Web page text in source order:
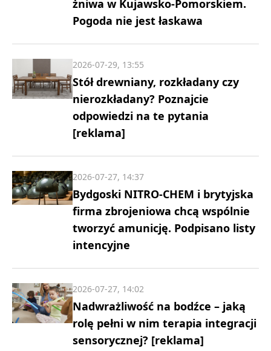
żniwa w Kujawsko-Pomorskiem.
Pogoda nie jest łaskawa
Stół drewniany, rozkładany czy
nierozkładany? Poznajcie
odpowiedzi na te pytania
[reklama]
2026-07-29, 13:55
Bydgoski NITRO-CHEM i brytyjska
firma zbrojeniowa chcą wspólnie
tworzyć amunicję. Podpisano listy
intencyjne
2026-07-27, 14:37
Nadwrażliwość na bodźce – jaką
rolę pełni w nim terapia integracji
sensorycznej? [reklama]
2026-07-27, 14:02